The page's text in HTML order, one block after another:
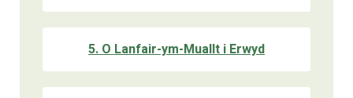
5. O Lanfair-ym-Muallt i Erwyd